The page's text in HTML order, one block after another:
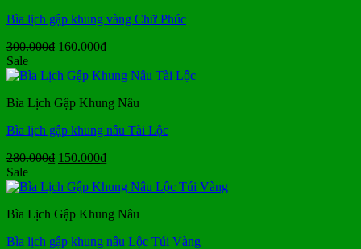
Bìa lịch gập khung vàng Chữ Phúc
300.000₫ Giá
là:
160.000₫Giá
tại
160.000₫.
Sale
Bìa Lịch Gập Khung Nâu
Bìa lịch gập khung nâu Tài Lộc
280.000₫ Giá
là:
150.000₫Giá
tại
150.000₫.
Sale
Bìa Lịch Gập Khung Nâu
Bìa lịch gập khung nâu Lộc Túi Vàng